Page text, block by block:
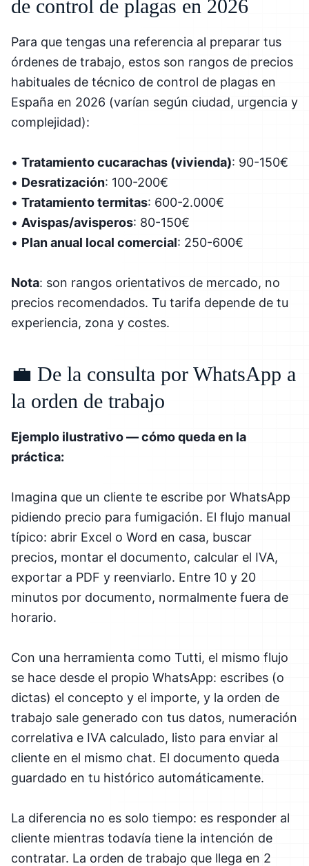
de control de plagas en 2026
Para que tengas una referencia al preparar tus
órdenes de trabajo, estos son rangos de precios
habituales de técnico de control de plagas en
España en 2026 (varían según ciudad, urgencia y
complejidad):
• Tratamiento cucarachas (vivienda): 90-150€
• Desratización: 100-200€
• Tratamiento termitas: 600-2.000€
• Avispas/avisperos: 80-150€
• Plan anual local comercial: 250-600€
Nota: son rangos orientativos de mercado, no
precios recomendados. Tu tarifa depende de tu
experiencia, zona y costes.
💼 De la consulta por WhatsApp a
la orden de trabajo
Ejemplo ilustrativo — cómo queda en la
práctica:
Imagina que un cliente te escribe por WhatsApp
pidiendo precio para fumigación. El flujo manual
típico: abrir Excel o Word en casa, buscar
precios, montar el documento, calcular el IVA,
exportar a PDF y reenviarlo. Entre 10 y 20
minutos por documento, normalmente fuera de
horario.
Con una herramienta como Tutti, el mismo flujo
se hace desde el propio WhatsApp: escribes (o
dictas) el concepto y el importe, y la orden de
trabajo sale generado con tus datos, numeración
correlativa e IVA calculado, listo para enviar al
cliente en el mismo chat. El documento queda
guardado en tu histórico automáticamente.
La diferencia no es solo tiempo: es responder al
cliente mientras todavía tiene la intención de
contratar. La orden de trabajo que llega en 2